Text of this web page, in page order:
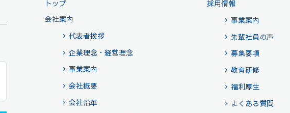
トップ
会社案内
代表者挨拶
企業理念・経営理念
事業案内
会社概要
会社沿革
採用情報
事業案内
先輩社員の声
募集要項
教育研修
福利厚生
よくある質問